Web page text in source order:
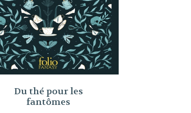
Du thé pour les
fantômes